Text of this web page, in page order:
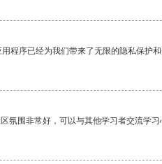
程序已经为我们带来了无限的隐私保护和
氛围非常好，可以与其他学习者交流学习